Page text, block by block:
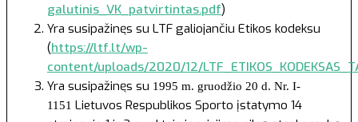
galutinis_VK_patvirtintas.pdf)
Yra susipažinęs su LTF galiojančiu Etikos kodeksu
(https://ltf.lt/wp-
content/uploads/2020/12/
Yra susipažinęs su 1995 m. gruodžio 20 d. Nr. I-
1151 Lietuvos Respublikos Sporto įstatymo 14